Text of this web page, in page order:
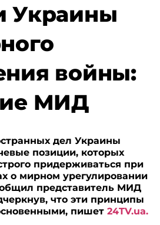
Украины
войны:
МИД
дел Украины
позиции, которых
придерживаться при
о мирном урегулировании
представитель МИД
что эти принципы
пишет24TV.ua.